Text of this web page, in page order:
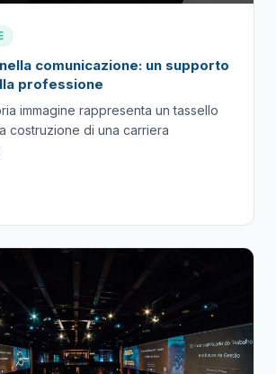
comunicazione: un supporto
professione
immagine rappresenta un tassello
costruzione di una carriera